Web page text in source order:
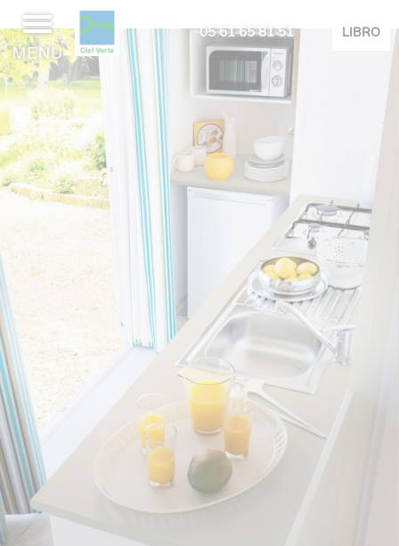
MENU
05 61 65 81 51 LIBRO